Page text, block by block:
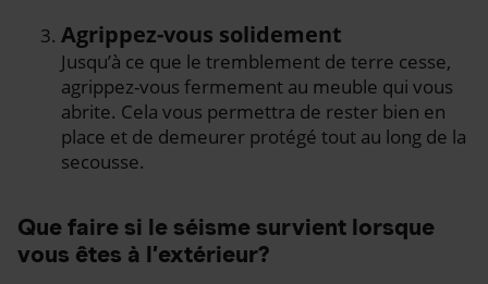
Agrippez-vous solidement
Jusqu’à ce que le tremblement de terre cesse,
agrippez-vous fermement au meuble qui vous
abrite. Cela vous permettra de rester bien en
place et de demeurer protégé tout au long de la
secousse.
Que faire si le séisme survient lorsque
vous êtes à l’extérieur?